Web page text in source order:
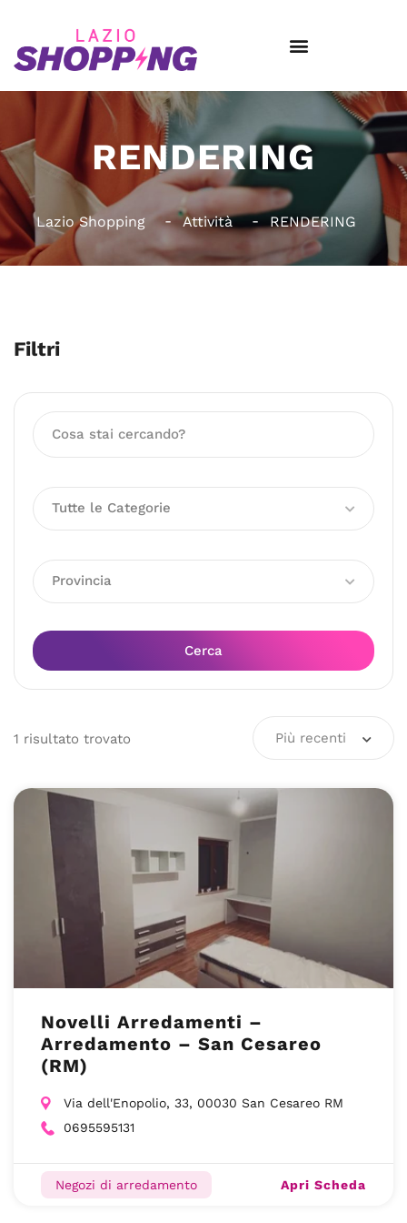
RENDERING
Lazio Shopping Attività RENDERING
Filtri
Tutte le Categorie
Provincia
Cerca
1 risultato trovato Più recenti
Novelli Arredamenti –
Arredamento – San Cesareo
(RM)
Via dell'Enopolio, 33, 00030 San Cesareo RM
0695595131
Negozi di arredamento Apri Scheda